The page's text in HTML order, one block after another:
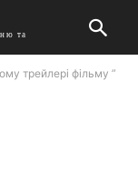
та
трейлері фільму ”